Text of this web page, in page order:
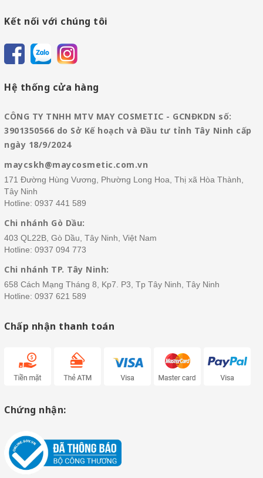
Kết nối với chúng tôi
Hệ thống cửa hàng
CÔNG TY TNHH MTV MAY COSMETIC - GCNĐKDN số:
3901350566 do Sở Kế hoạch và Đầu tư tỉnh Tây Ninh cấp
ngày 18/9/2024
maycskh@maycosmetic.com.vn
171 Đường Hùng Vương, Phường Long Hoa, Thị xã Hòa Thành,
Tây Ninh
Hotline: 0937 441 589
Chi nhánh Gò Dầu:
403 QL22B, Gò Dầu, Tây Ninh, Việt Nam
Hotline: 0937 094 773
Chi nhánh TP. Tây Ninh:
658 Cách Mạng Tháng 8, Kp7. P3, Tp Tây Ninh, Tây Ninh
Hotline: 0937 621 589
Chấp nhận thanh toán
Chứng nhận: